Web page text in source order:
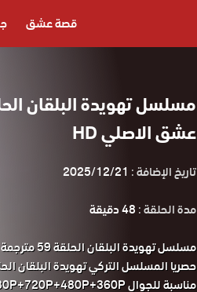
قصة عشق
عشق الاصلي HD
تاريخ الإضافة : 2025/12/21
مدة الحلقة :48 دقيقة
مسلسل